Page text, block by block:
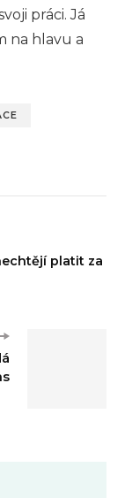
práci. Já
na hlavu a
platit za